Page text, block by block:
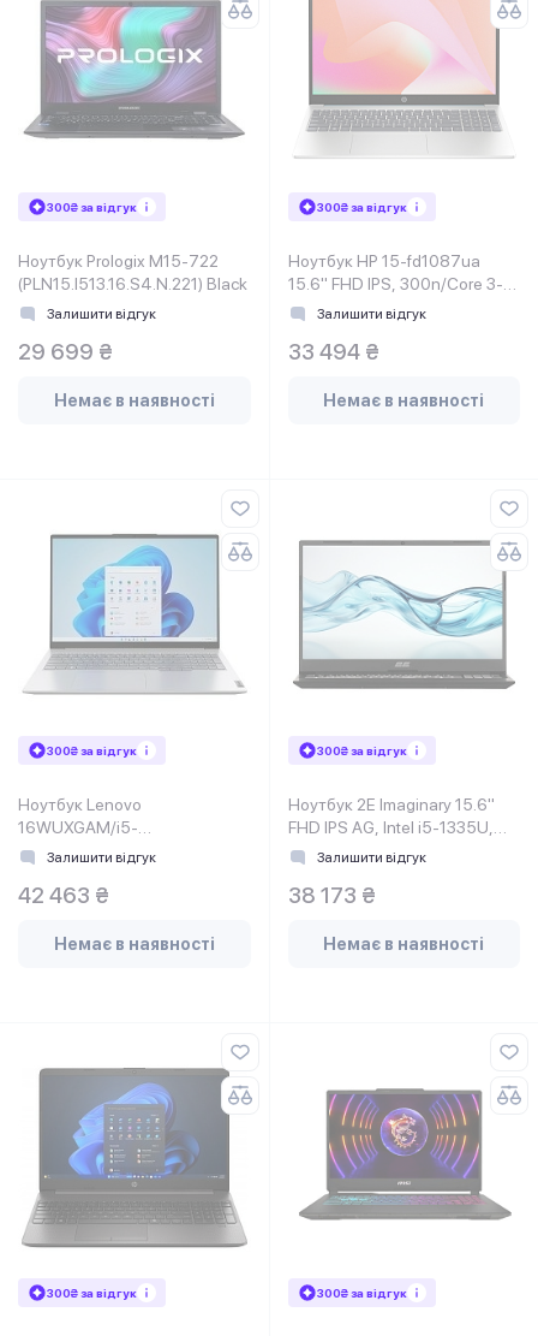
300₴ за відгук
Ноутбук Prologix M15-722
(PLN15.I513.16.S4.N.221) Black
Залишити відгук
29 699 ₴
Немає в наявності
300₴ за відгук
Ноутбук HP 15-fd1087ua
15.6" FHD IPS, 300n/Core 3-
100U
Graphics/DOS/Синій
Залишити відгук
33 494 ₴
Немає в наявності
300₴ за відгук
Ноутбук Lenovo
16WUXGAM/i5-
13420H/16/512/Intel
ThinkBook 16 G6 IRL
Залишити відгук
42 463 ₴
Немає в наявності
300₴ за відгук
Ноутбук 2E Imaginary 15.6"
FHD IPS AG, Intel i5-1335U,
16GB, F512GB, UMA, DOS,
Залишити відгук
38 173 ₴
Немає в наявності
300₴ за відгук 300₴ за відгук